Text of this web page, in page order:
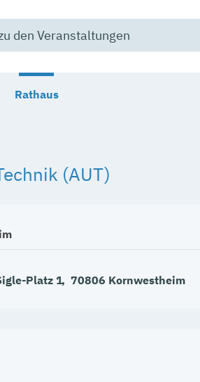
den Veranstaltungen
(AUT)
Platz 1 70806 Kornwestheim